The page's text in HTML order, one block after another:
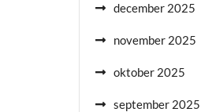
december 2025
november 2025
oktober 2025
september 2025